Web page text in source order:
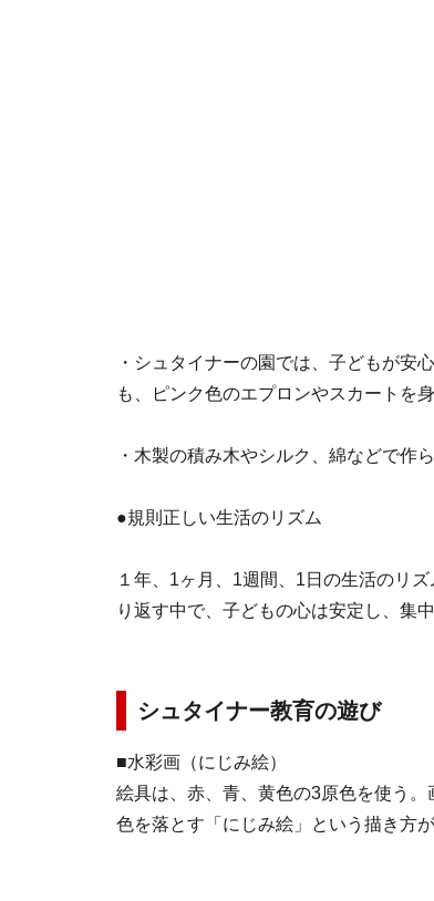
・シュタイナーの園では、子どもが安
も、ピンク色のエプロンやスカートを
・木製の積み木やシルク、綿などで作
●規則正しい生活のリズム
１年、1ヶ月、1週間、1日の生活のリ
り返す中で、子どもの心は安定し、集
シュタイナー教育の遊び
■水彩画（にじみ絵）
絵具は、赤、青、黄色の3原色を使う
色を落とす「にじみ絵」という描き方が